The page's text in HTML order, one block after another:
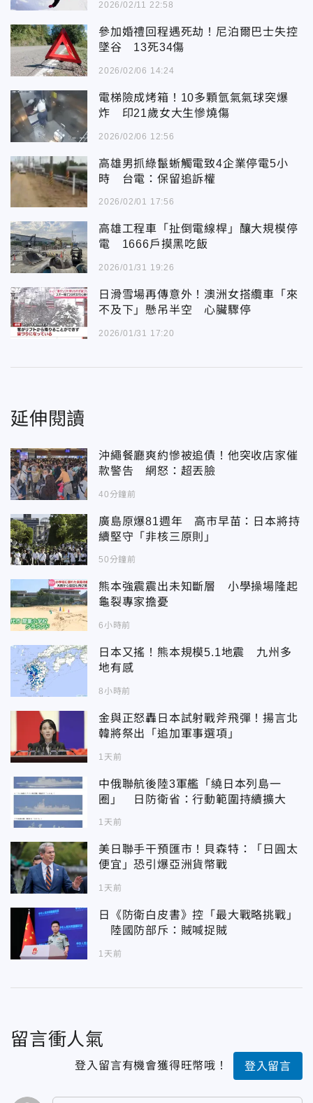
2026/02/11 22:58
參加婚禮回程遇死劫！尼泊爾巴士失控
墜谷 13死34傷
2026/02/06 14:24
電梯險成烤箱！10多顆氫氣氣球突爆
炸 印21歲女大生慘燒傷
2026/02/06 12:56
高雄男抓綠鬣蜥觸電致4企業停電5小
時 台電：保留追訴權
2026/02/01 17:56
高雄工程車「扯倒電線桿」釀大規模停
電 1666戶摸黑吃飯
2026/01/31 19:26
日滑雪場再傳意外！澳洲女搭纜車「來
不及下」懸吊半空 心臟驟停
2026/01/31 17:20
延伸閱讀
沖繩餐廳爽約慘被追債！他突收店家催
款警告 網怒：超丟臉
40分鐘前
廣島原爆81週年 高市早苗：日本將持
續堅守「非核三原則」
50分鐘前
熊本強震震出未知斷層 小學操場隆起
龜裂專家擔憂
6小時前
日本又搖！熊本規模5.1地震 九州多
地有感
8小時前
金與正怒轟日本試射戰斧飛彈！揚言北
韓將祭出「追加軍事選項」
1天前
中俄聯航後陸3軍艦「繞日本列島一
圈」 日防衛省：行動範圍持續擴大
1天前
美日聯手干預匯市！貝森特：「日圓太
便宜」恐引爆亞洲貨幣戰
1天前
日《防衛白皮書》控「最大戰略挑戰」
陸國防部斥：賊喊捉賊
1天前
留言衝人氣
登入留言有機會獲得旺幣哦！ 登入留言